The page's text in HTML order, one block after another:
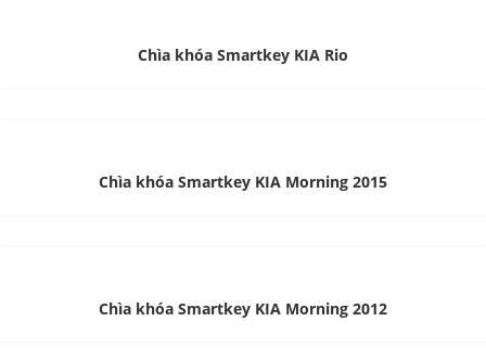
Chìa khóa Smartkey KIA Rio
Chìa khóa Smartkey KIA Morning 2015
Chìa khóa Smartkey KIA Morning 2012